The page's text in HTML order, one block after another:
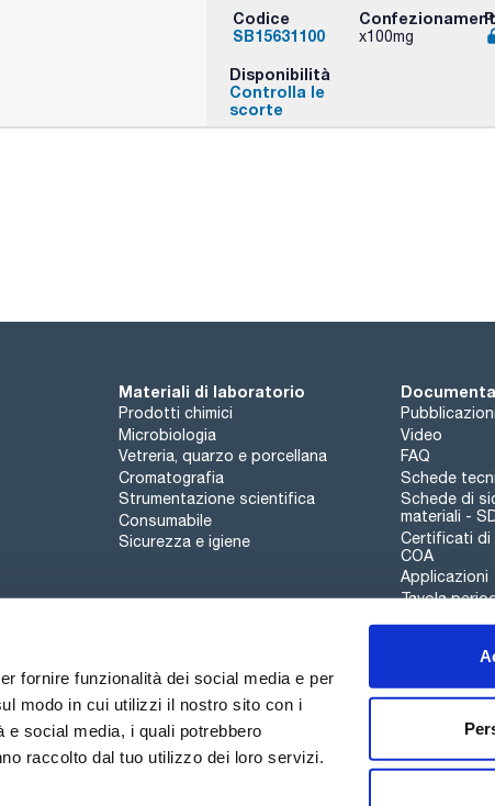
fornire funzionalità dei social media e per
modo in cui utilizzi il nostro sito con i
social media, i quali potrebbero
raccolto dal tuo utilizzo dei loro servizi.
Codice
SB15631100
x100mg
Disponibilità
Controlla le
scorte
Materiali di laboratorio
Prodotti chimici
Microbiologia
Vetreria, quarzo e porcellana
Cromatografia
Strumentazione scientifica
Consumabile
Sicurezza e igiene
Pubblicazioni
Video
FAQ
Schede
Schede di
materiali -
Certificati di
COA
Applicazioni
Tavola
Canale di
Novità
Politica sulla riservatezza Qualità Sostenibilità